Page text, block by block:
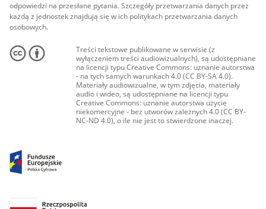
odpowiedzi na przesłane pytania. Szczegóły przetwarzania danych przez
każdą z jednostek znajdują się w ich politykach przetwarzania danych
osobowych.
Treści tekstowe publikowane w serwisie (z
wyłączeniem treści audiowizualnych), są udostępniane
na licencji typu Creative Commons: uznanie autorstwa
- na tych samych warunkach 4.0 (CC BY-SA 4.0).
Materiały audiowizualne, w tym zdjęcia, materiały
audio i wideo, są udostępniane na licencji typu
Creative Commons: uznanie autorstwa użycie
niekomercyjne - bez utworów zależnych 4.0 (CC BY-
NC-ND 4.0), o ile nie jest to stwierdzone inaczej.